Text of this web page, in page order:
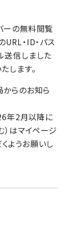
ーの無料閲覧
・ID・パス
送信しました
します。
からのお知ら
年2月以降に
はマイページ
ようお願いし